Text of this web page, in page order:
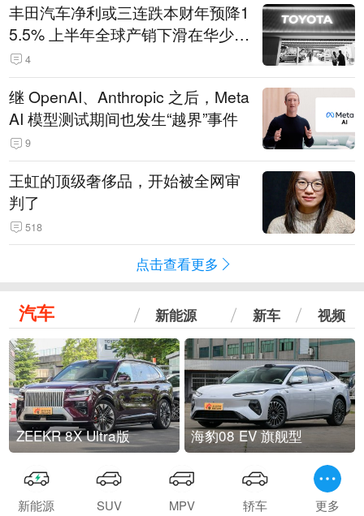
丰田汽车净利或三连跌本财年预降1
5.5% 上半年全球产销下滑在华少卖
14.3万辆
4
继 OpenAI、Anthropic 之后，Meta
AI 模型测试期间也发生“越界”事件
9
王虹的顶级奢侈品，开始被全网审
判了
518
点击查看更多
汽车 新能源 新车 视频
ZEEKR 8X Ultra版 海豹08 EV 旗舰型
新能源 SUV MPV 轿车 更多